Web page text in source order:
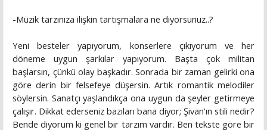
-Müzik tarzınıza ilişkin tartışmalara ne diyorsunuz..?
Yeni besteler yapıyorum, konserlere çıkıyorum ve her
döneme uygun şarkılar yapıyorum. Başta çok militan
başlarsın, çünkü olay başkadır. Sonrada bir zaman gelirki ona
göre derin bir felsefeye düşersin. Artık romantik melodiler
söylersin. Sanatçı yaşlandıkça ona uygun da şeyler getirmeye
çalışır. Dikkat ederseniz bazıları bana diyor; Şivan'ın stili nedir?
Bende diyorum ki genel bir tarzım vardır. Ben tekste göre bir